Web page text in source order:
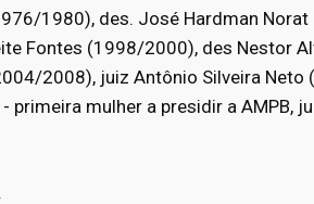
1980), des. José Hardman
Fontes (1998/2000), des Nestor
2008), juiz Antônio Silveira
mulher a presidir a AMPB,